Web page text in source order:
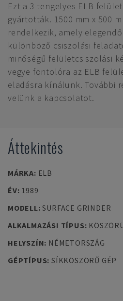
Ezt a 3 tengelyes ELB
gyártották. 1500 mm x 500
rendelkezik, amely
különböző csiszolási
minőségű felületcsiszolási
vegye fontolóra az ELB
eladásra kínálunk. További
velünk a kapcsolatot.
Áttekintés
MÁRKA: ELB
ÉV: 1989
MODELL:SURFACE GRINDER
ALKALMAZÁSI TÍPUS:
HELYSZÍN: NÉMETORSZÁG
GÉPTÍPUS: SÍKKÖSZÖRŰ GÉP